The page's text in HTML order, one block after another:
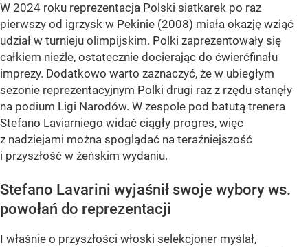
W 2024 roku reprezentacja Polski siatkarek po raz
pierwszy od igrzysk w Pekinie (2008) miała okazję wziąć
udział w turnieju olimpijskim. Polki zaprezentowały się
całkiem nieźle, ostatecznie docierając do ćwierćfinału
imprezy. Dodatkowo warto zaznaczyć, że w ubiegłym
sezonie reprezentacyjnym Polki drugi raz z rzędu stanęły
na podium Ligi Narodów. W zespole pod batutą trenera
Stefano Laviarniego widać ciągły progres, więc
z nadziejami można spoglądać na teraźniejszość
i przyszłość w żeńskim wydaniu.
Stefano Lavarini wyjaśnił swoje wybory ws.
powołań do reprezentacji
I właśnie o przyszłości włoski selekcjoner myślał,